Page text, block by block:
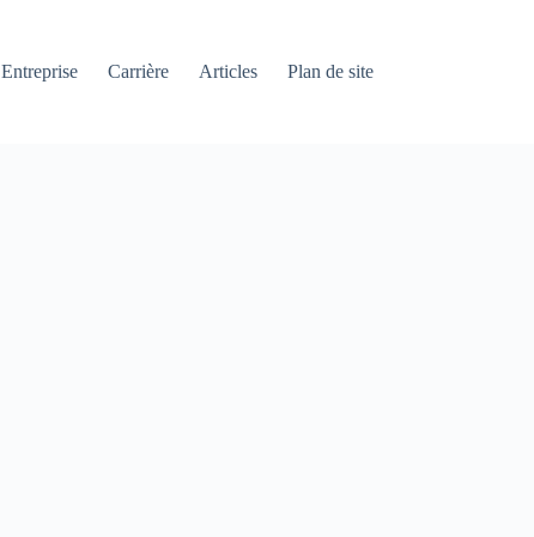
Entreprise Carrière Articles Plan de site